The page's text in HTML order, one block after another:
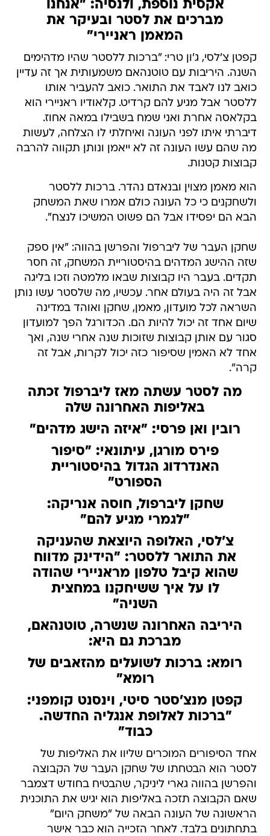
אקסית נוספת, ולנסיה: "אנחנו
מברכים את לסטר ובעיקר את
המאמן ראניירי"
קפטן צ'לסי, ג'ון טרי: "ברכות ללסטר שהיו מדהימים
השנה. היריבות עם טוטנהאם משמעותית אך זה עדיין
כואב לנו לאבד את התואר. כואב להעביר אותו
ללסטר אבל מגיע להם קרדיט. קלאודיו ראניירי הוא
בקלאסה אחרת ואני שמח בשבילו במאה אחוז.
דיברתי איתו לפני העונה ואיחלתי לו הצלחה, לעשות
מה שהם עשו העונה זה לא ייאמן ונותן תקווה להרבה
קבוצות קטנות.
הוא מאמן מצוין ובנאדם נהדר. ברכות ללסטר
ולשחקנים כי כל העונה כולם אמרו שאת המשחק
הבא הם יפסידו אבל הם פשוט המשיכו לנצח".
שחקן העבר של ליברפול והפרשן בהווה: "אין ספק
שזה ההישג המדהים בהיסטוריית המשחק, זה חסר
תקדים. בעבר היו קבוצות שבאו מלמטה וזכו בליגה
אבל זה היה בעולם אחר. עכשיו, מה שלסטר עשו נותן
השראה לכל מועדון, מאמן, שחקן ואוהד במדינה
שיום אחד זה יכול להיות הם. הכדורגל הפך למועדון
סגור עם אותן קבוצות שזוכות שנה אחרי שנה, ואך
אחד לא האמין שסיפור כזה יכול לקרות, אבל זה
קרה".
מה לסטר עשתה מאז ליברפול זכתה
באליפות האחרונה שלה
רובין ואן פרסי: "איזה הישג מדהים"
פירס מורגן, עיתונאי: "סיפור
האנדרדוג הגדול בהיסטוריית
הספורט"
שחקן ליברפול, חוסה אנריקה:
"לגמרי מגיע להם"
צ'לסי, האלופה היוצאת שהעניקה
את התואר ללסטר: "הידינק מדווח
שהוא קיבל טלפון מראניירי שהודה
לו על איך ששיחקנו במחצית
השניה"
היריבה האחרונה שנשרה, טוטנהאם,
מברכת גם היא:
רומא: ברכות לשועלים מהזאבים של
רומא"
קפטן מנצ'סטר סיטי, וינסנט קומפני:
"ברכות לאלופת אנגליה החדשה.
כבוד"
אחד הסיפורים המוכרים שליוו את האליפות של
לסטר הוא הבטחתו של שחקן העבר של הקבוצה
והפרשן בהווה גארי ליניקר, שהבטיח בחודש דצמבר
שאם הקבוצה תזכה באליפות הוא יגיש את התוכנית
הראשונה של העונה הבאה של "משחק היום"
בתחתונים בלבד. לאחר הזכייה הוא כבר אישר